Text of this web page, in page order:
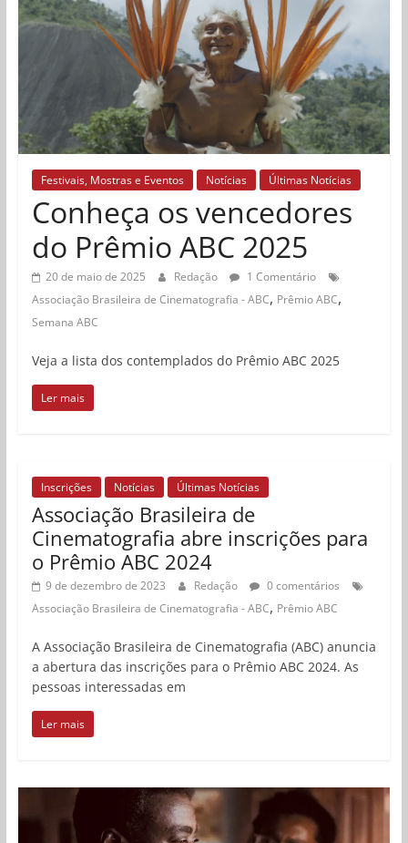
Festivais, Mostras e Eventos Notícias Últimas Notícias
Conheça os vencedores
do Prêmio ABC 2025
20 de maio de 2025 Redação
1 Comentário
Associação Brasileira de Cinematografia - ABC, Prêmio ABC,
Semana ABC
Veja a lista dos contemplados do Prêmio ABC 2025
Ler mais
Inscrições Notícias Últimas Notícias
Associação Brasileira de
Cinematografia abre inscrições para
o Prêmio ABC 2024
9 de dezembro de 2023 Redação
0 comentários
Associação Brasileira de Cinematografia - ABC, Prêmio ABC
A Associação Brasileira de Cinematografia (ABC) anuncia
a abertura das inscrições para o Prêmio ABC 2024. As
pessoas interessadas em
Ler mais